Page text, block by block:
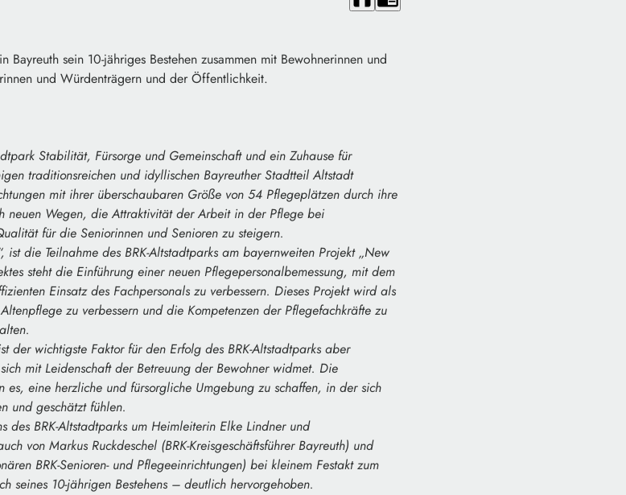
Bayreuth sein 10-jähriges Bestehen zusammen mit Bewohnerinnen und
und Würdenträgern und der Öffentlichkeit.
Stabilität, Fürsorge und Gemeinschaft und ein Zuhause für
traditionsreichen und idyllischen Bayreuther Stadtteil Altstadt
mit ihrer überschaubaren Größe von 54 Pflegeplätzen durch ihre
neuen Wegen, die Attraktivität der Arbeit in der Pflege bei
für die Seniorinnen und Senioren zu steigern.
die Teilnahme des BRK-Altstadtparks am bayernweiten Projekt „New
steht die Einführung einer neuen Pflegepersonalbemessung, mit dem
Einsatz des Fachpersonals zu verbessern. Dieses Projekt wird als
zu verbessern und die Kompetenzen der Pflegefachkräfte zu
der wichtigste Faktor für den Erfolg des BRK-Altstadtparks aber
mit Leidenschaft der Betreuung der Bewohner widmet. Die
eine herzliche und fürsorgliche Umgebung zu schaffen, in der sich
und geschätzt fühlen.
des BRK-Altstadtparks um Heimleiterin Elke Lindner und
von Markus Ruckdeschel (BRK-Kreisgeschäftsführer Bayreuth) und
BRK-Senioren- und Pflegeeinrichtungen) bei kleinem Festakt zum
seines 10-jährigen Bestehens – deutlich hervorgehoben.